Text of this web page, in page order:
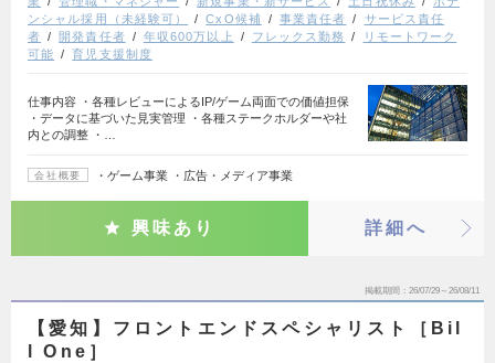
ンシャル採用（未経験可）
CxO候補 事業責任者
サービス責任
者
開発責任者 年収600万以上 フレックス勤務
リモートワーク
可能
育児支援制度
仕事内容 ・各種レビューによるIP/ゲーム両面での価値担保
・データに基づいた見実管理 ・各種ステークホルダーや社
内との調整 ・…
会社概要 ・ゲーム事業 ・広告・メディア事業
興味あり 詳細へ
掲載期間 26/07/29～26/08/11
【愛知】フロントエンドスペシャリスト［Bil
l One］